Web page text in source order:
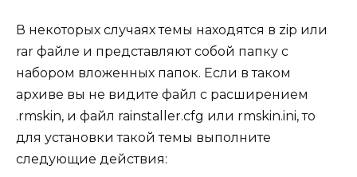
В некоторых случаях темы находятся в zip или
rar файле и представляют собой папку с
набором вложенных папок. Если в таком
архиве вы не видите файл с расширением
.rmskin, и файл rainstaller.cfg или rmskin.ini, то
для установки такой темы выполните
следующие действия: